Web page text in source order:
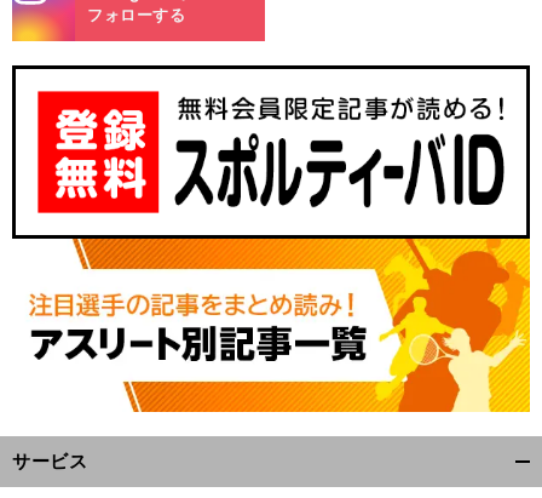
本代表
監督の意図は
ザックジャパンの「
SBのバランス
を考える
m
フォローする
サービス